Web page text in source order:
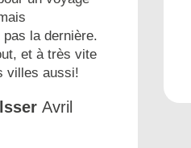
la dernière.
et à très vite
villes aussi!
Avril